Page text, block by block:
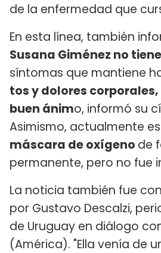
de la enfermedad que
En esta línea, también
Susana Giménez no
síntomas que mantiene
tos y dolores
buen ánimo, informó su
Asimismo, actualmente
máscara de oxígeno de
permanente, pero no fue
La noticia también fue
por Gustavo Descalzi,
de Uruguay en diálogo
(América). "Ella venía de